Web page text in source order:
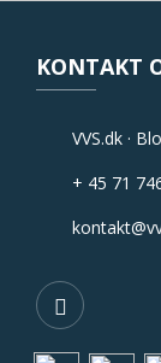
KONTAKT
VVS.dk ·
+ 45 71